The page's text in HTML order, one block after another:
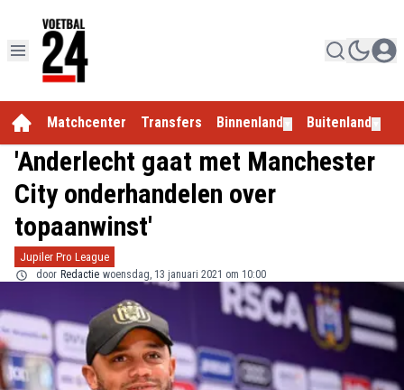
Matchcenter Transfers Binnenland Buitenland
'Anderlecht gaat met Manchester
City onderhandelen over
topaanwinst'
Jupiler Pro League
door Redactie woensdag, 13 januari 2021 om 10:00